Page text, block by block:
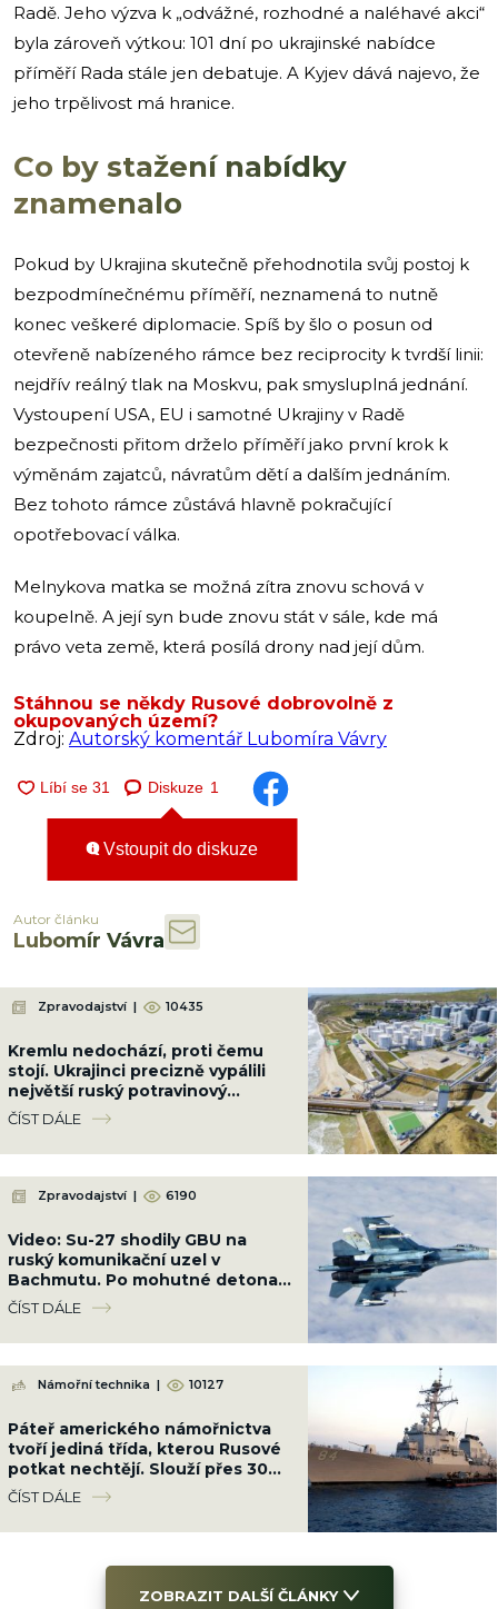
Radě. Jeho výzva k „odvážné, rozhodné a naléhavé akci“
byla zároveň výtkou: 101 dní po ukrajinské nabídce
příměří Rada stále jen debatuje. A Kyjev dává najevo, že
jeho trpělivost má hranice.
Co by stažení nabídky
znamenalo
Pokud by Ukrajina skutečně přehodnotila svůj postoj k
bezpodmínečnému příměří, neznamená to nutně
konec veškeré diplomacie. Spíš by šlo o posun od
otevřeně nabízeného rámce bez reciprocity k tvrdší linii:
nejdřív reálný tlak na Moskvu, pak smysluplná jednání.
Vystoupení USA, EU i samotné Ukrajiny v Radě
bezpečnosti přitom drželo příměří jako první krok k
výměnám zajatců, návratům dětí a dalším jednáním.
Bez tohoto rámce zůstává hlavně pokračující
opotřebovací válka.
Melnykova matka se možná zítra znovu schová v
koupelně. A její syn bude znovu stát v sále, kde má
právo veta země, která posílá drony nad její dům.
Stáhnou se někdy Rusové dobrovolně z
okupovaných území?
Zdroj: Autorský komentář Lubomíra Vávry
Diskuze 1
Vstoupit do diskuze
Autor článku
Lubomír Vávra
Zpravodajství | 10435
Kremlu nedochází, proti čemu
stojí. Ukrajinci precizně vypálili
největší ruský potravinový
terminál. Nebude slunečnicový
olej
ČÍST DÁLE
Zpravodajství | 6190
Video: Su-27 shodily GBU na
ruský komunikační uzel v
Bachmutu. Po mohutné detonaci
přestala základna existovat
ČÍST DÁLE
Námořní technika | 10127
Páteř amerického námořnictva
tvoří jediná třída, kterou Rusové
potkat nechtějí. Slouží přes 30
let a nic ji neumí nahradit
ČÍST DÁLE
ZOBRAZIT DALŠÍ ČLÁNKY